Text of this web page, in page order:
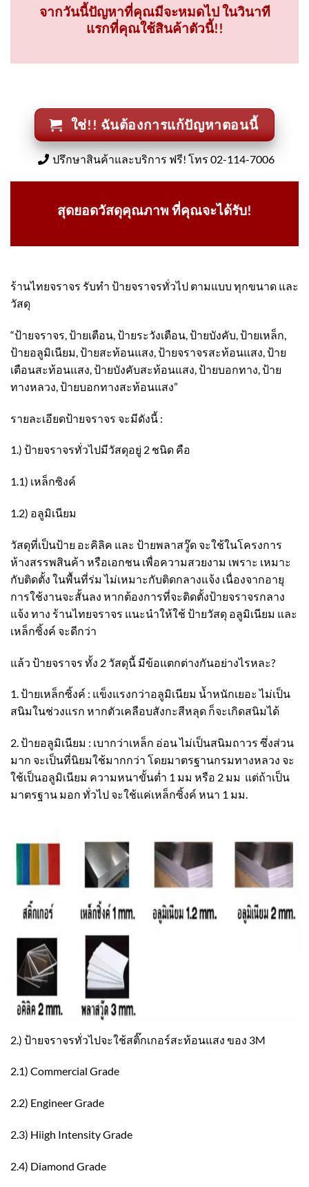
จากวันนี้ปัญหาที่คุณมีจะหมดไป ในวินาที
แรกที่คุณใช้สินค้าตัวนี้!!
ใช่!! ฉันต้องการแก้ปัญหาตอนนี้
ปรึกษาสินค้าและบริการ ฟรี! โทร 02-114-7006
สุดยอดวัสดุคุณภาพ ที่คุณจะได้รับ!
ร้านไทยจราจร รับทำ ป้ายจราจรทั่วไป ตามแบบ ทุกขนาด และ
วัสดุ
“ป้ายจราจร, ป้ายเตือน, ป้ายระวังเตือน, ป้ายบังคับ, ป้ายเหล็ก,
ป้ายอลูมิเนียม, ป้ายสะท้อนแสง, ป้ายจราจรสะท้อนแสง, ป้าย
เตือนสะท้อนแสง, ป้ายบังคับสะท้อนแสง, ป้ายบอกทาง, ป้าย
ทางหลวง, ป้ายบอกทางสะท้อนแสง”
รายละเอียดป้ายจราจร จะมีดังนี้ :
1.) ป้ายจราจรทั่วไปมีวัสดุอยู่ 2 ชนิด คือ
1.1) เหล็กซิงค์
1.2) อลูมิเนียม
วัสดุที่เป็นป้าย อะคิลิค และ ป้ายพลาสวู๊ด จะใช้ในโครงการ
ห้างสรรพสินค้า หรือเอกชน เพื่อความสวยงาม เพราะ เหมาะ
กับติดตั้ง ในพื้นที่ร่ม ไม่เหมาะกับติดกลางแจ้ง เนื่องจากอายุ
การใช้งานจะสั้นลง หากต้องการที่จะติดตั้งป้ายจราจรกลาง
แจ้ง ทาง ร้านไทยจราจร แนะนำให้ใช้ ป้ายวัสดุ อลูมิเนียม และ
เหล็กซิ้งค์ จะดีกว่า
แล้ว ป้ายจราจร ทั้ง 2 วัสดุนี้ มีข้อแตกต่างกันอย่างไรหละ?
1. ป้ายเหล็กซิ้งค์ : แข็งแรงกว่าอลูมิเนียม น้ำหนักเยอะ ไม่เป็น
สนิมในช่วงแรก หากตัวเคลือบสังกะสีหลุด ก็จะเกิดสนิมได้
2. ป้ายอลูมิเนียม : เบากว่าเหล็ก อ่อน ไม่เป็นสนิมถาวร ซึ่งส่วน
มาก จะเป็นที่นิยมใช้มากกว่า โดยมาตรฐานกรมทางหลวง จะ
ใช้เป็นอลูมิเนียม ความหนาขั้นต่ำ 1 มม หรือ 2 มม แต่ถ้าเป็น
มาตรฐาน มอก ทั่วไป จะใช้แค่เหล็กซิ้งค์ หนา 1 มม.
2.) ป้ายจราจรทั่วไปจะใช้สติ๊กเกอร์สะท้อนแสง ของ 3M
2.1) Commercial Grade
2.2) Engineer Grade
2.3) Hiigh Intensity Grade
2.4) Diamond Grade